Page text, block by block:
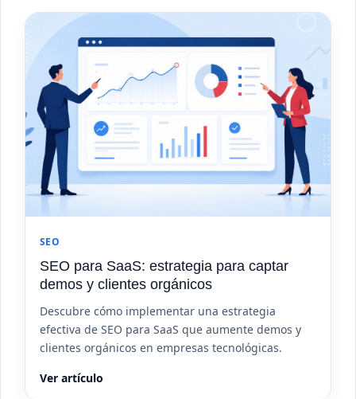
SEO
SEO para SaaS: estrategia para captar
demos y clientes orgánicos
Descubre cómo implementar una estrategia
efectiva de SEO para SaaS que aumente demos y
clientes orgánicos en empresas tecnológicas.
Ver artículo